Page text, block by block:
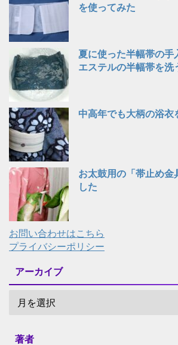
を使ってみた
夏に使った半幅帯の手
エステルの半幅帯を洗
中高年でも大柄の浴衣
お太鼓用の「帯止め金
した
お問い合わせはこちら
プライバシーポリシー
アーカイブ
著者